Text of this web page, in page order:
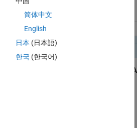
简体中文
English
日本 (日本語)
한국 (한국어)